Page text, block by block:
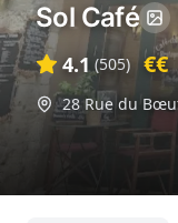
Sol Café
4.1 (505) €€
28 Rue du